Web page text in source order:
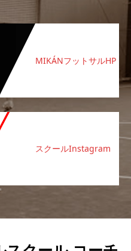
MIKÁNフットサルHP
スクールInstagram